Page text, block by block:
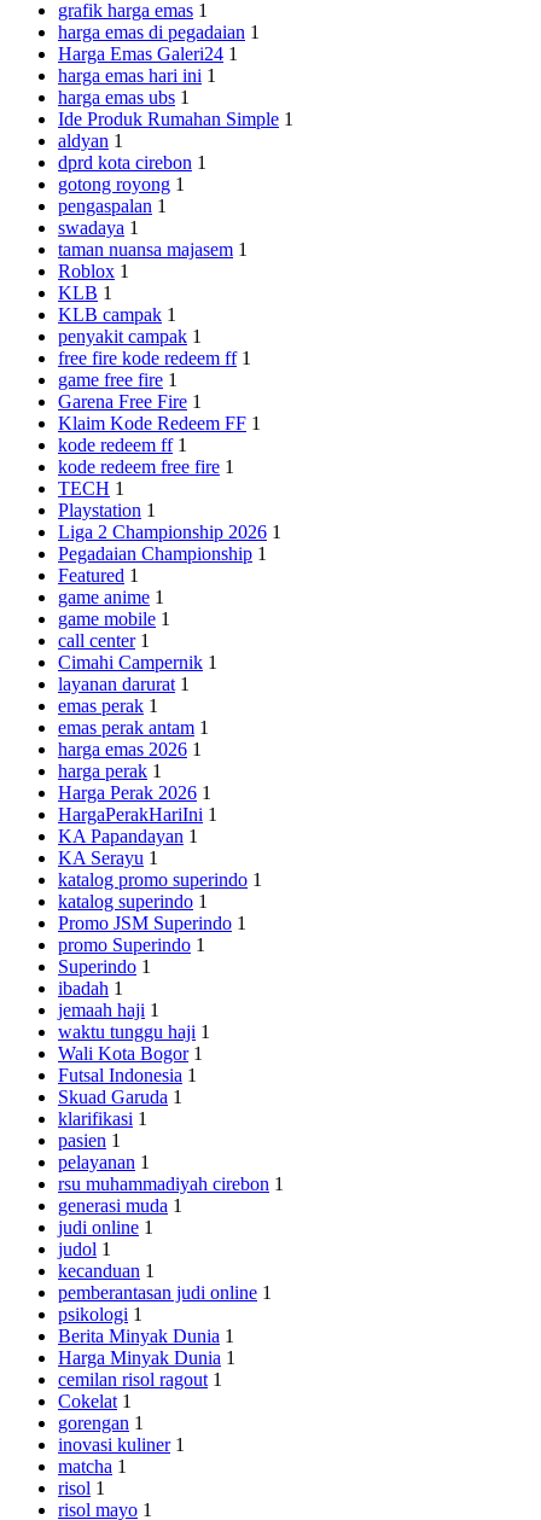
grafik harga emas 1
harga emas di pegadaian 1
Harga Emas Galeri24 1
harga emas hari ini 1
harga emas ubs 1
Ide Produk Rumahan Simple 1
aldyan 1
dprd kota cirebon 1
gotong royong 1
pengaspalan 1
swadaya 1
taman nuansa majasem 1
Roblox 1
KLB 1
KLB campak 1
penyakit campak 1
free fire kode redeem ff 1
game free fire 1
Garena Free Fire 1
Klaim Kode Redeem FF 1
kode redeem ff 1
kode redeem free fire 1
TECH 1
Playstation 1
Liga 2 Championship 2026 1
Pegadaian Championship 1
Featured 1
game anime 1
game mobile 1
call center 1
Cimahi Campernik 1
layanan darurat 1
emas perak 1
emas perak antam 1
harga emas 2026 1
harga perak 1
Harga Perak 2026 1
HargaPerakHariIni 1
KA Papandayan 1
KA Serayu 1
katalog promo superindo 1
katalog superindo 1
Promo JSM Superindo 1
promo Superindo 1
Superindo 1
ibadah 1
jemaah haji 1
waktu tunggu haji 1
Wali Kota Bogor 1
Futsal Indonesia 1
Skuad Garuda 1
klarifikasi 1
pasien 1
pelayanan 1
rsu muhammadiyah cirebon 1
generasi muda 1
judi online 1
judol 1
kecanduan 1
pemberantasan judi online 1
psikologi 1
Berita Minyak Dunia 1
Harga Minyak Dunia 1
cemilan risol ragout 1
Cokelat 1
gorengan 1
inovasi kuliner 1
matcha 1
risol 1
risol mayo 1